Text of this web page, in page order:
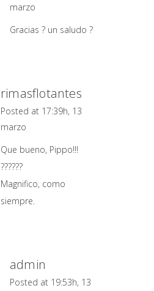
marzo
Gracias ? un saludo ?
rimasflotantes
Posted at 17:39h, 13
marzo
Que bueno, Pippo!!!
??????
Magnifico, como
siempre.
admin
Posted at 19:53h, 13